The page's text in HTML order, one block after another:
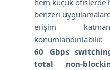
hem küçük ofislerde
benzeri
erişim
60 Gbps
total non-